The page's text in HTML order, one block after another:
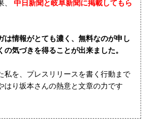
、 中日新聞と岐阜新聞に掲載してもら
は情報がとても濃く、無料なのが申し
の気づきを得ることが出来ました。
私を、プレスリリースを書く行動まで
はり坂本さんの熱意と文章の力です